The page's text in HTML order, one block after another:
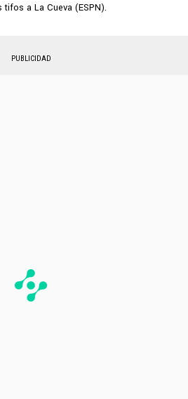
tifos a La Cueva (ESPN).
PUBLICIDAD